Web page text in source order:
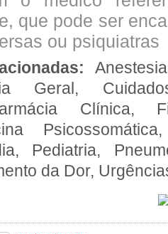
que pode ser
ou psiquiatras
Geral,
Clínica,
Pediatria,
da Dor,